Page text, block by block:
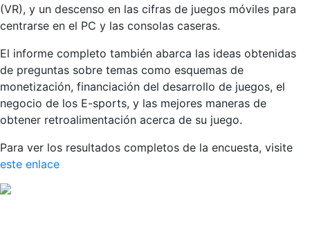
(VR), y un descenso en las cifras de juegos móviles para
centrarse en el PC y las consolas caseras.
El informe completo también abarca las ideas obtenidas
de preguntas sobre temas como esquemas de
monetización, financiación del desarrollo de juegos, el
negocio de los E-sports, y las mejores maneras de
obtener retroalimentación acerca de su juego.
Para ver los resultados completos de la encuesta, visite
este enlace